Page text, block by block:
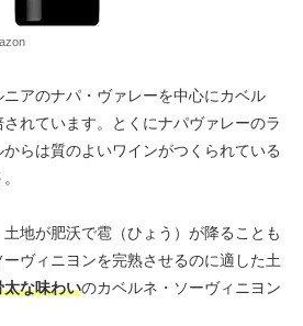
アのナパ・ヴァレーを中心にカベル
れています。とくにナパヴァレーのラ
らは質のよいワインがつくられている
地が肥沃で雹（ひょう）が降ることも
ヴィニヨンを完熟させるのに適した土
太な味わいのカベルネ・ソーヴィニヨン